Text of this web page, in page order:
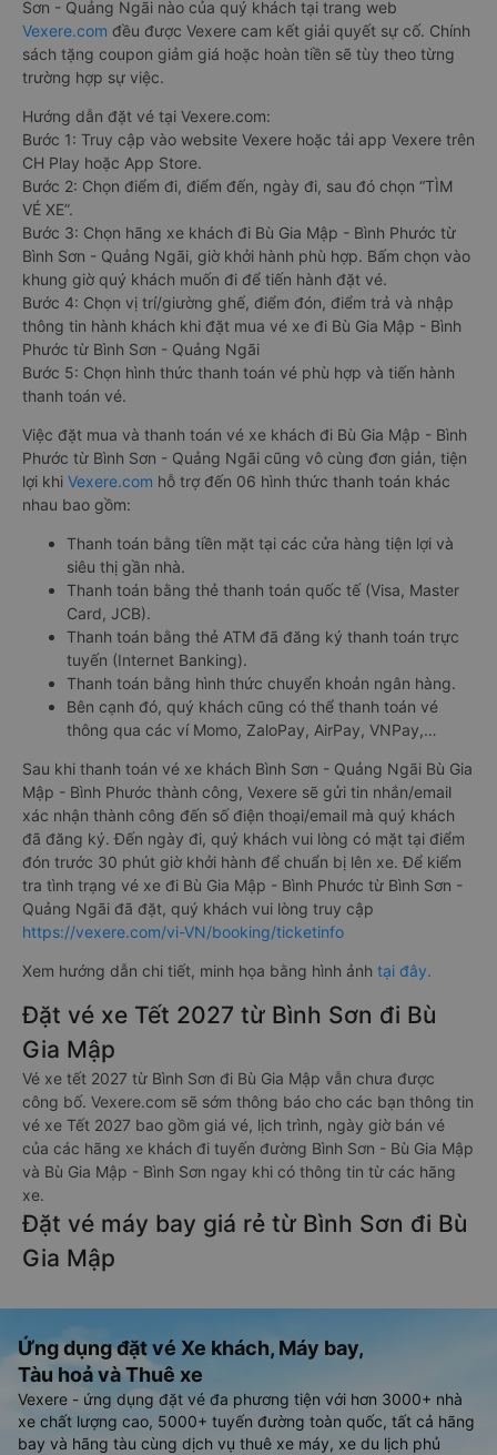
Sơn - Quảng Ngãi nào của quý khách tại trang web
Vexere.com đều được Vexere cam kết giải quyết sự cố. Chính
sách tặng coupon giảm giá hoặc hoàn tiền sẽ tùy theo từng
trường hợp sự việc.
Hướng dẫn đặt vé tại Vexere.com:
Bước 1: Truy cập vào website Vexere hoặc tải app Vexere trên
CH Play hoặc App Store.
Bước 2: Chọn điểm đi, điểm đến, ngày đi, sau đó chọn “TÌM
VÉ XE”.
Bước 3: Chọn hãng xe khách đi Bù Gia Mập - Bình Phước từ
Bình Sơn - Quảng Ngãi, giờ khởi hành phù hợp. Bấm chọn vào
khung giờ quý khách muốn đi để tiến hành đặt vé.
Bước 4: Chọn vị trí/giường ghế, điểm đón, điểm trả và nhập
thông tin hành khách khi đặt mua vé xe đi Bù Gia Mập - Bình
Phước từ Bình Sơn - Quảng Ngãi
Bước 5: Chọn hình thức thanh toán vé phù hợp và tiến hành
thanh toán vé.
Việc đặt mua và thanh toán vé xe khách đi Bù Gia Mập - Bình
Phước từ Bình Sơn - Quảng Ngãi cũng vô cùng đơn giản, tiện
lợi khi Vexere.com hỗ trợ đến 06 hình thức thanh toán khác
nhau bao gồm:
Thanh toán bằng tiền mặt tại các cửa hàng tiện lợi và
siêu thị gần nhà.
Thanh toán bằng thẻ thanh toán quốc tế (Visa, Master
Card, JCB).
Thanh toán bằng thẻ ATM đã đăng ký thanh toán trực
tuyến (Internet Banking).
Thanh toán bằng hình thức chuyển khoản ngân hàng.
Bên cạnh đó, quý khách cũng có thể thanh toán vé
thông qua các ví Momo, ZaloPay, AirPay, VNPay,…
Sau khi thanh toán vé xe khách Bình Sơn - Quảng Ngãi Bù Gia
Mập - Bình Phước thành công, Vexere sẽ gửi tin nhắn/email
xác nhận thành công đến số điện thoại/email mà quý khách
đã đăng ký. Đến ngày đi, quý khách vui lòng có mặt tại điểm
đón trước 30 phút giờ khởi hành để chuẩn bị lên xe. Để kiểm
tra tình trạng vé xe đi Bù Gia Mập - Bình Phước từ Bình Sơn -
Quảng Ngãi đã đặt, quý khách vui lòng truy cập
https://vexere.com/vi-VN/booking/ticketinfo
Xem hướng dẫn chi tiết, minh họa bằng hình ảnh tại đây.
Đặt vé xe Tết 2027 từ Bình Sơn đi Bù
Gia Mập
Vé xe tết 2027 từ Bình Sơn đi Bù Gia Mập vẫn chưa được
công bố. Vexere.com sẽ sớm thông báo cho các bạn thông tin
vé xe Tết 2027 bao gồm giá vé, lịch trình, ngày giờ bán vé
của các hãng xe khách đi tuyến đường Bình Sơn - Bù Gia Mập
và Bù Gia Mập - Bình Sơn ngay khi có thông tin từ các hãng
xe.
Đặt vé máy bay giá rẻ từ Bình Sơn đi Bù
Gia Mập
Ứng dụng đặt vé Xe khách, Máy bay,
Tàu hoả và Thuê xe
Vexere - ứng dụng đặt vé đa phương tiện với hơn 3000+ nhà
xe chất lượng cao, 5000+ tuyến đường toàn quốc, tất cả hãng
bay và hãng tàu cùng dịch vụ thuê xe máy, xe du lịch phủ